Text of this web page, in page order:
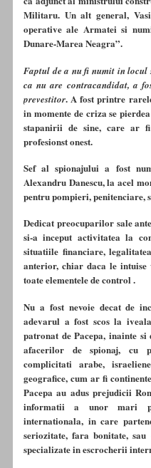
Militaru. Un alt general,
operative ale Armatei si
Dunare-Marea Neagra”.
Faptul de a nu fi numit in locul
ca nu are contracandidat, a
prevestitor. A fost printre
in momente de criza se
stapanirii de sine, care ar
profesionst onest.
Sef al spionajului a fost
Alexandru Danescu, la acel
pentru pompieri,
Dedicat preocuparilor sale
si-a inceput activitatea la
situatiile financiare,
anterior, chiar daca le intuise
toate elementele de control .
Nu a fost nevoie decat de
adevarul a fost scos la
patronat de Pacepa, inainte
afacerilor de spionaj, cu
complicitati arabe,
geografice, cum ar fi
Pacepa au adus prejudicii
informatii a unor mari
internationala, in care
seriozitate, fara bonitate,
specializate in escrocherii